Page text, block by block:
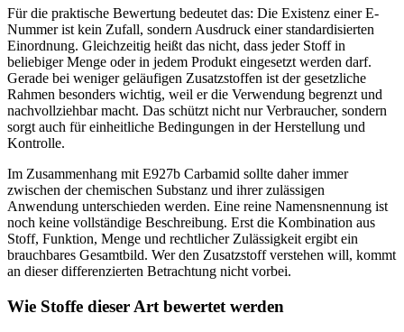
Für die praktische Bewertung bedeutet das: Die Existenz einer E-
Nummer ist kein Zufall, sondern Ausdruck einer standardisierten
Einordnung. Gleichzeitig heißt das nicht, dass jeder Stoff in
beliebiger Menge oder in jedem Produkt eingesetzt werden darf.
Gerade bei weniger geläufigen Zusatzstoffen ist der gesetzliche
Rahmen besonders wichtig, weil er die Verwendung begrenzt und
nachvollziehbar macht. Das schützt nicht nur Verbraucher, sondern
sorgt auch für einheitliche Bedingungen in der Herstellung und
Kontrolle.
Im Zusammenhang mit E927b Carbamid sollte daher immer
zwischen der chemischen Substanz und ihrer zulässigen
Anwendung unterschieden werden. Eine reine Namensnennung ist
noch keine vollständige Beschreibung. Erst die Kombination aus
Stoff, Funktion, Menge und rechtlicher Zulässigkeit ergibt ein
brauchbares Gesamtbild. Wer den Zusatzstoff verstehen will, kommt
an dieser differenzierten Betrachtung nicht vorbei.
Wie Stoffe dieser Art bewertet werden